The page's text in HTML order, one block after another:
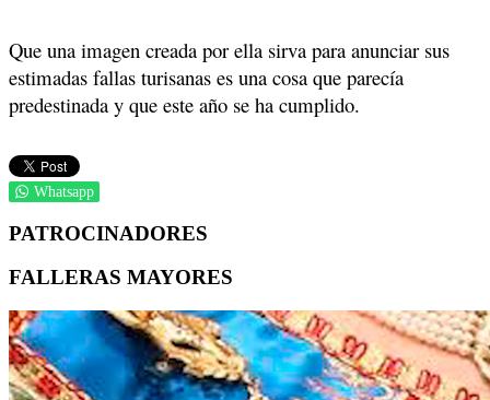
Que una imagen creada por ella sirva para anunciar sus
estimadas fallas turisanas es una cosa que parecía
predestinada y que este año se ha cumplido.
Whatsapp
PATROCINADORES
FALLERAS MAYORES